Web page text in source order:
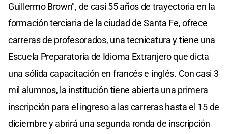
Guillermo Brown", de casi 55 años de trayectoria en la
formación terciaria de la ciudad de Santa Fe, ofrece
carreras de profesorados, una tecnicatura y tiene una
Escuela Preparatoria de Idioma Extranjero que dicta
una sólida capacitación en francés e inglés. Con casi 3
mil alumnos, la institución tiene abierta una primera
inscripción para el ingreso a las carreras hasta el 15 de
diciembre y abrirá una segunda ronda de inscripción